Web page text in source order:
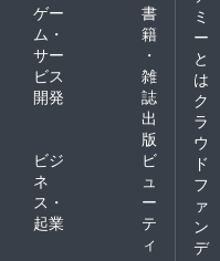
ゲー
ム・
サー
ビス
開発
書
籍
・
雑
誌
出
版
ビジ
ネ
ス・
起業
ビ
ュ
ー
テ
ィ
ミ
ー
と
は
ク
ラ
ウ
ド
フ
ァ
ン
デ